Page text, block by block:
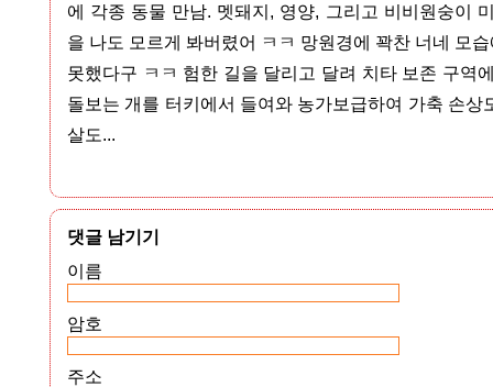
에 각종 동물 만남. 멧돼지, 영양, 그리고 비비원숭이
을 나도 모르게 봐버렸어 ㅋㅋ 망원경에 꽉찬 너네 모
못했다구 ㅋㅋ 험한 길을 달리고 달려 치타 보존 구역
돌보는 개를 터키에서 들여와 농가보급하여 가축 손상
살도...
댓글 남기기
이름
암호
주소